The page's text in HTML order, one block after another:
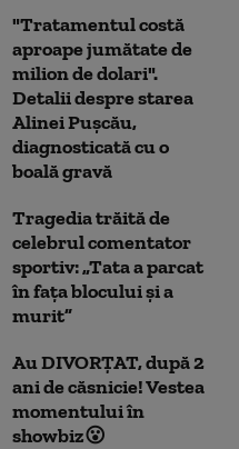
"Tratamentul costă
aproape jumătate de
milion de dolari".
Detalii despre starea
Alinei Pușcău,
diagnosticată cu o
boală gravă
Tragedia trăită de
celebrul comentator
sportiv: „Tata a parcat
în fața blocului și a
murit”
Au DIVORȚAT, după 2
ani de căsnicie! Vestea
momentului în
showbiz😮